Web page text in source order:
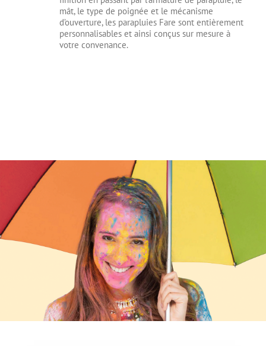
mât, le type de poignée et le mécanisme
d’ouverture, les parapluies Fare sont entièrement
personnalisables et ainsi conçus sur mesure à
votre convenance.